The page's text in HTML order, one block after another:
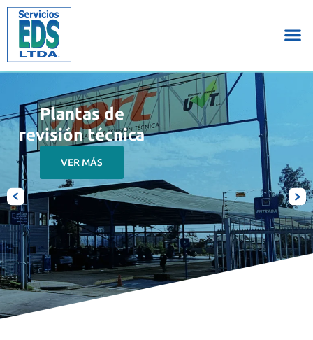
Plantas de
revisión técnica
VER MÁS